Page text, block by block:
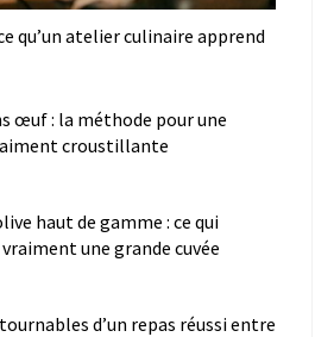
qu’un atelier culinaire apprend
œuf : la méthode pour une
croustillante
haut de gamme : ce qui
une grande cuvée
d’un repas réussi entre